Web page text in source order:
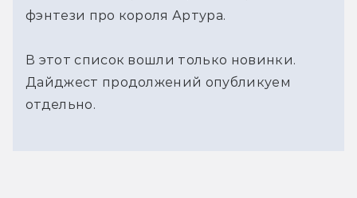
фэнтези про короля Артура.
В этот список вошли только новинки.
Дайджест продолжений опубликуем
отдельно.